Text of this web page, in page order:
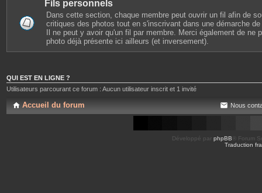
Fils personnels
Dans cette section, chaque membre peut ouvrir un fil afin de
critiques des photos tout en s'inscrivant dans une démarche
Il ne peut y avoir qu'un fil par membre. Merci également de ne
photo déjà présente ici ailleurs (et inversement).
QUI EST EN LIGNE ?
Utilisateurs parcourant ce forum : Aucun utilisateur inscrit et 1 invité
Accueil du forum Nous
Développé par phpBB ® Forum
Traduction